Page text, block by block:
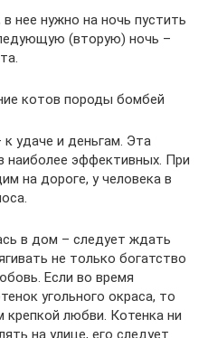
нее нужно на ночь пустить
(вторую) ночь –
котов породы бомбей
удаче и деньгам. Эта
наиболее эффективных. При
на дороге, у человека в
в дом – следует ждать
не только богатство
Если во время
угольного окраса, то
крепкой любви. Котенка ни
на улице, его следует